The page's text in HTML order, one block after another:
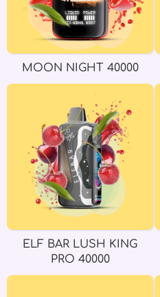
MOON NIGHT 40000
ELF BAR LUSH KING
PRO 40000